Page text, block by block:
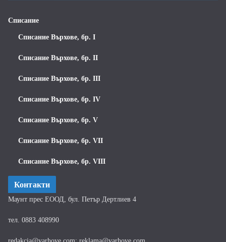
Списание
Списание Върхове, бр. I
Списание Върхове, бр. II
Списание Върхове, бр. III
Списание Върхове, бр. IV
Списание Върхове, бр. V
Списание Върхове, бр. VII
Списание Върхове, бр. VIII
Контакти
Маунт прес ЕООД, бул. Петър Дертлиев 4
тел. 0883 408990